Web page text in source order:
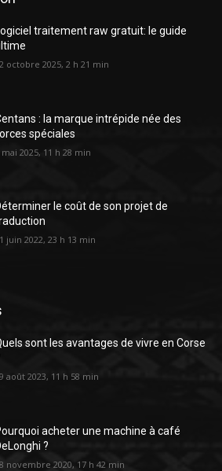
traitement raw gratuit: le guide
octobre 2025, 2 h 21 min
: la marque intrépide née des
spéciales
mai 2025, 11 h 28 min
le coût de son projet de
juin 2022, 23 h 13 min
sont les avantages de vivre en Corse
août 2023, 11 h 58 min
acheter une machine à café
?
novembre 2020, 17 h 42 min